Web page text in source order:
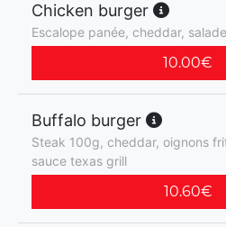
Chicken burger
Escalope panée, cheddar,
10.00€
Buffalo burger
Steak 100g, cheddar, oignons
sauce texas grill
10.60€